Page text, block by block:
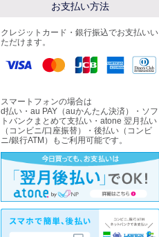
お支払い方法
クレジットカード・銀行振込でお支払いい
ただけます。
スマートフォンの場合は
d払い・au PAY（auかんたん決済）・ソフ
トバンクまとめて支払い・atone 翌月払い
（コンビニ/口座振替）・後払い（コンビ
ニ/銀行ATM）もご利用可能です。